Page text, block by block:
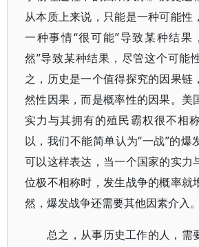
从本质上来说，只能是一种可能性
一种事情“很可能”导致某种结果
然”导致某种结果，尽管这个可能
之，历史是一个值得探究的因果链
然性因果，而是概率性的因果。美
实力与其拥有的殖民霸权很不相
以，我们不能简单认为“一战”的爆
可以这样表达，当一个国家的实力
位极不相称时，发生战争的概率就
然，爆发战争还需要其他因素介入。
总之，从事历史工作的人，需